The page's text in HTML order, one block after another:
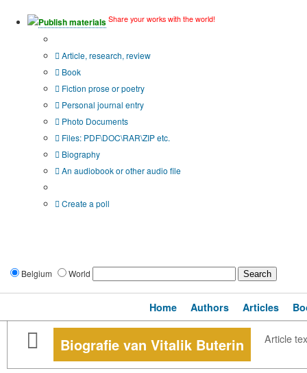
Publish materials Share your works with the world!
Article, research, review
Book
Fiction prose or poetry
Personal journal entry
Photo Documents
Files: PDF\DOC\RAR\ZIP etc.
Biography
An audiobook or other audio file
Create a poll
Belgium World
Home Authors Articles
Biografie van Vitalik Buterin Article